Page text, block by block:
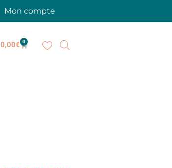
Mon compte
0,00€ 0